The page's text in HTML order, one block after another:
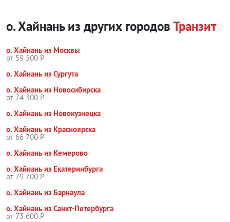
о. Хайнань из других городовТранзит
о. Хайнань из Москвы
от 59 500 Р
о. Хайнань из Сургута
о. Хайнань из Новосибирска
от 74 300 Р
о. Хайнань из Новокузнецка
о. Хайнань из Красноярска
от 66 700 Р
о. Хайнань из Кемерово
о. Хайнань из Екатеринбурга
от 79 700 Р
о. Хайнань из Барнаула
о. Хайнань из Санкт-Петербурга
от 73 600 Р